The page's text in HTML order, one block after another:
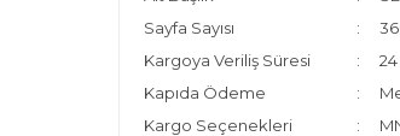
Sayfa Sayısı
Kargoya Veriliş Süresi
Kapıda Ödeme
Kargo Seçenekleri